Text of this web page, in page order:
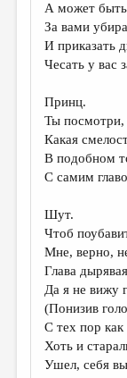
А может
За вами
И приказать
Чесать у вас
Принц.
Ты посмотри,
Какая
В подобном
С самим
Шут.
Чтоб
Мне, верно,
Глава
Да я не вижу
(Понизив
С тех пор
Хоть и
Ушел, себя